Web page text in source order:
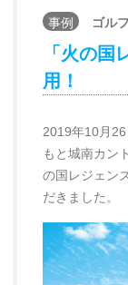
事例 ゴル
「火の国
用！
2019年10月
もと城南カン
の国レジェン
だきました。